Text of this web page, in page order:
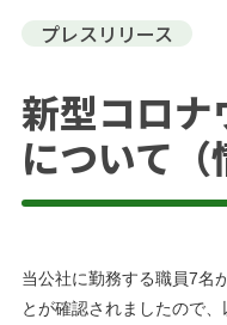
プレスリリース
新型コロナ
について（
当公社に勤務する職員7名
とが確認されましたので、